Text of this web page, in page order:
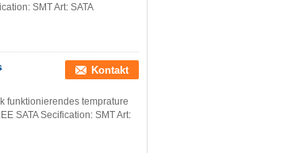
SMT Art: SATA
Kontakt
funktionierendes temprature
SATA Secification: SMT Art: